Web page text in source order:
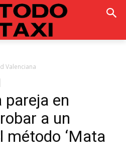
Valenciana
pareja en
a un
método ‘Mata